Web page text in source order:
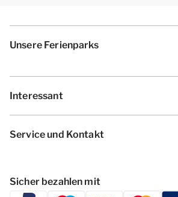
Unsere Ferienparks
Interessant
Service und Kontakt
Sicher bezahlen mit